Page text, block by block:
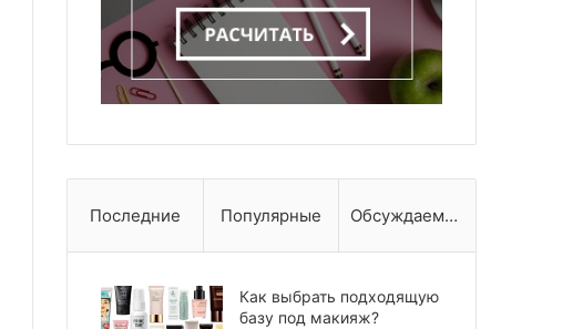
Последние Популярные Обсуждаемые
Как выбрать подходящую
базу под макияж?